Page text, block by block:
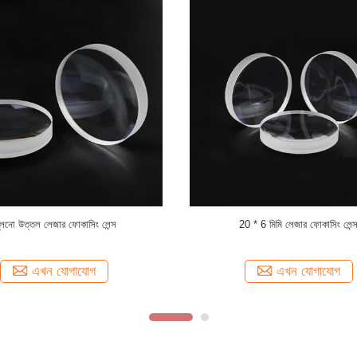
লেজার ফোকাস লেন্স Dia 38.1mm FL
এখন যোগাযোগ
ফ্ল্যাট অবতল দিয়া 30mm লেজার ফোকাসিং
এখন যোগাযোগ